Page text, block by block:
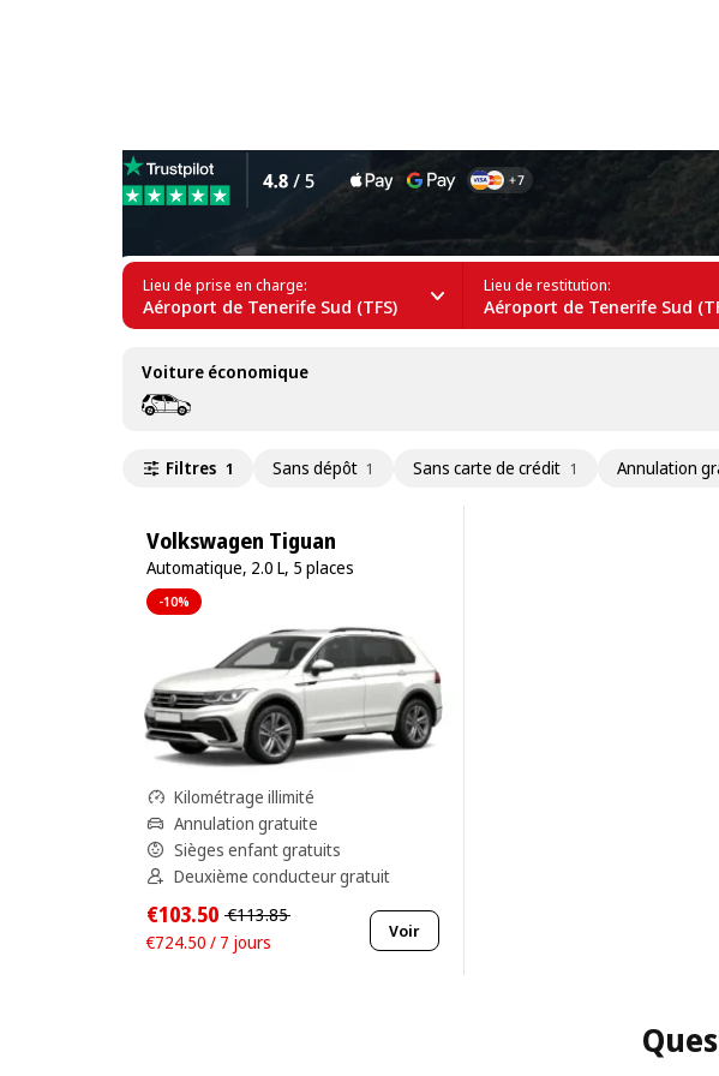
Lieu de prise en charge:
Aéroport de Tenerife Sud (TFS)
Lieu de restitution:
Aéroport de Tenerife Sud
Voiture économique
Filtres 1 Sans dépôt 1 Sans carte de crédit 1 Annulation
Volkswagen Tiguan
Automatique, 2.0 L, 5 places
-10%
Kilométrage illimité
Annulation gratuite
Sièges enfant gratuits
Deuxième conducteur gratuit
€103.50 €113.85
€724.50 / 7 jours
Voir